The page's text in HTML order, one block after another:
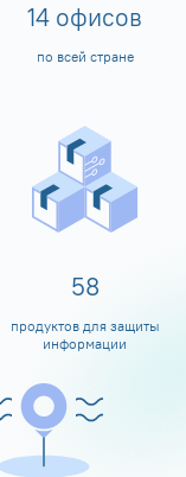
14 офисов
по всей стране
60
продуктов для защиты
информации